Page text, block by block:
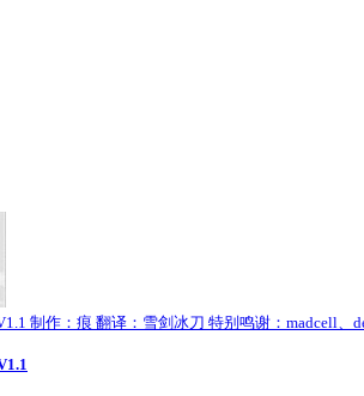
制作：痕 翻译：雪剑冰刀 特别鸣谢：madcell、